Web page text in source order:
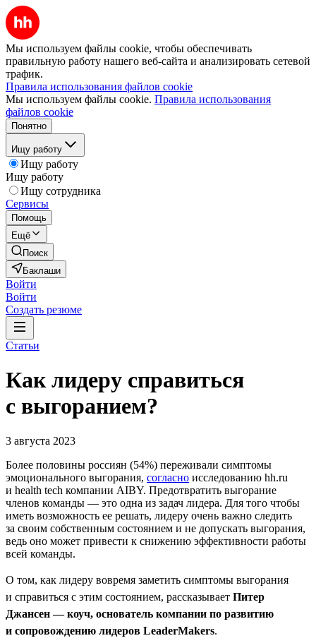
Мы используем файлы cookie, чтобы обеспечивать
правильную работу нашего веб-сайта и анализировать сетевой
трафик.
Правила использования файлов cookie
Мы используем файлы cookie. Правила использования
файлов cookie
Понятно
Ищу работу
Ищу работу
Ищу работу
Ищу сотрудника
Сервисы
Помощь
Ещё
Поиск
Баклаши
Войти
Войти
Создать резюме
Статьи
Как лидеру справиться
с выгоранием?
3 августа 2023
Более половины россиян (54%) переживали симптомы
эмоционального выгорания, согласно исследованию hh.ru
и health tech компании AIBY. Предотвратить выгорание
членов команды — это одна из задач лидера. Для того чтобы
иметь возможность ее решать, лидеру очень важно следить
за своим собственным состоянием и не допускать выгорания,
ведь оно может привести к снижению эффективности работы
всей команды.
О том, как лидеру вовремя заметить симптомы выгорания
и справиться с этим состоянием, рассказывает Питер
Джансен — коуч, основатель компании по развитию
и сопровождению лидеров LeaderMakers.